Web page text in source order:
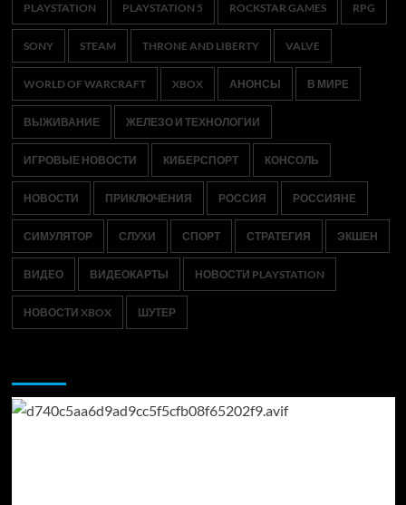
PLAYSTATION PLAYSTATION 5 ROCKSTAR GAMES RPG
SONY STEAM THRONE AND LIBERTY VALVE
WORLD OF WARCRAFT XBOX АНОНСЫ В МИРЕ
ВЫЖИВАНИЕ ЖЕЛЕЗО И ТЕХНОЛОГИИ
ИГРОВЫЕ НОВОСТИ КИБЕРСПОРТ КОНСОЛЬ
НОВОСТИ ПРИКЛЮЧЕНИЯ РОССИЯ РОССИЯНЕ
СИМУЛЯТОР СЛУХИ СПОРТ СТРАТЕГИЯ ЭКШЕН
ВИДЕО ВИДЕОКАРТЫ НОВОСТИ PLAYSTATION
НОВОСТИ XBOX ШУТЕР